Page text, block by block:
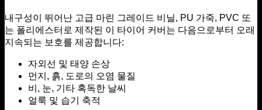
내구성이 뛰어난 고급 마린 그레이드 비닐, PU 가죽, PVC 또
는 폴리에스터로 제작된 이 타이어 커버는 다음으로부터 오래
지속되는 보호를 제공합니다:
자외선 및 태양 손상
먼지, 흙, 도로의 오염 물질
비, 눈, 기타 혹독한 날씨
얼룩 및 습기 축적